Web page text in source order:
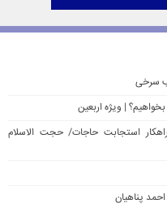
سرخی
| ویژه اربعین
استجابت حاجات/ حجت الاسلام
پناهیان